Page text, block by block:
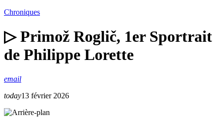
Chroniques
▷ Primož Roglič, 1er Sportrait
de Philippe Lorette
email
today13 février 2026